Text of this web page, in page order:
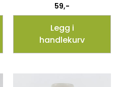
59,-
Legg i
handlekurv